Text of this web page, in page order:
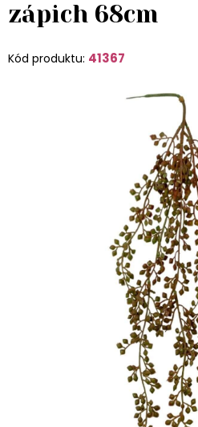
zápich 68cm
Kód produktu: 41367